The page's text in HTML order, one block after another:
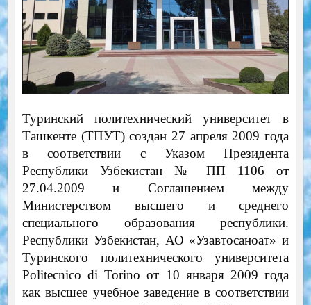
Туринский политехнический университет в
Ташкенте (ТПУТ) создан 27 апреля 2009 года
в соответствии с Указом Президента
Республики Узбекистан № ПП 1106 от
27.04.2009 и Соглашением между
Министерством высшего и среднего
специального образования республики.
Республики Узбекистан, АО «Узавтосаноат» и
Туринского политехнического университета
Politecnico di Torino от 10 января 2009 года
как высшее учебное заведение в соответствии